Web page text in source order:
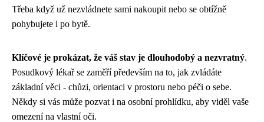
Třeba když už nezvládnete sami nakoupit nebo se obtížně
pohybujete i po bytě.
Klíčové je prokázat, že váš stav je dlouhodobý a nezvratný.
Posudkový lékař se zaměří především na to, jak zvládáte
základní věci - chůzi, orientaci v prostoru nebo péči o sebe.
Někdy si vás může pozvat i na osobní prohlídku, aby viděl vaše
omezení na vlastní oči.